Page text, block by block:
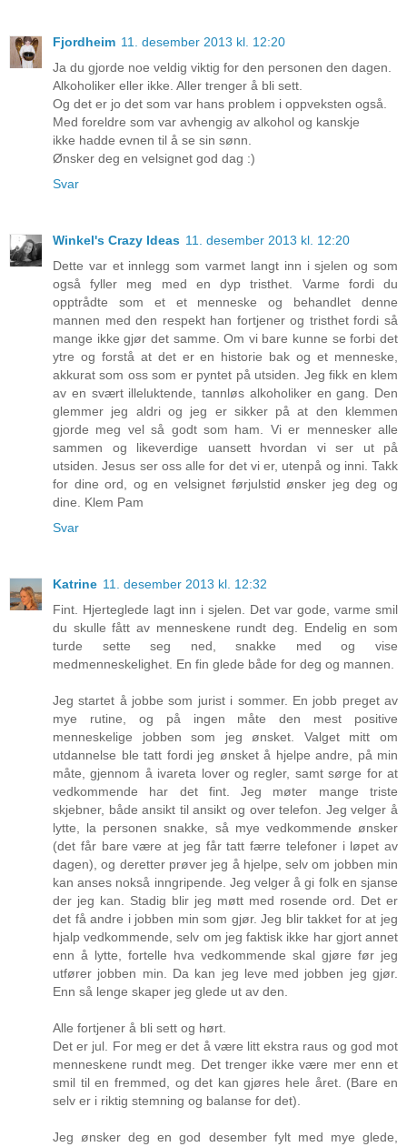
Fjordheim 11. desember 2013 kl. 12:20
Ja du gjorde noe veldig viktig for den personen den dagen.
Alkoholiker eller ikke. Aller trenger å bli sett.
Og det er jo det som var hans problem i oppveksten også.
Med foreldre som var avhengig av alkohol og kanskje
ikke hadde evnen til å se sin sønn.
Ønsker deg en velsignet god dag :)
Svar
Winkel's Crazy Ideas 11. desember 2013 kl. 12:20
Dette var et innlegg som varmet langt inn i sjelen og som
også fyller meg med en dyp tristhet. Varme fordi du
opptrådte som et et menneske og behandlet denne
mannen med den respekt han fortjener og tristhet fordi så
mange ikke gjør det samme. Om vi bare kunne se forbi det
ytre og forstå at det er en historie bak og et menneske,
akkurat som oss som er pyntet på utsiden. Jeg fikk en klem
av en svært illeluktende, tannløs alkoholiker en gang. Den
glemmer jeg aldri og jeg er sikker på at den klemmen
gjorde meg vel så godt som ham. Vi er mennesker alle
sammen og likeverdige uansett hvordan vi ser ut på
utsiden. Jesus ser oss alle for det vi er, utenpå og inni. Takk
for dine ord, og en velsignet førjulstid ønsker jeg deg og
dine. Klem Pam
Svar
Katrine 11. desember 2013 kl. 12:32
Fint. Hjerteglede lagt inn i sjelen. Det var gode, varme smil
du skulle fått av menneskene rundt deg. Endelig en som
turde sette seg ned, snakke med og vise
medmenneskelighet. En fin glede både for deg og mannen.
Jeg startet å jobbe som jurist i sommer. En jobb preget av
mye rutine, og på ingen måte den mest positive
menneskelige jobben som jeg ønsket. Valget mitt om
utdannelse ble tatt fordi jeg ønsket å hjelpe andre, på min
måte, gjennom å ivareta lover og regler, samt sørge for at
vedkommende har det fint. Jeg møter mange triste
skjebner, både ansikt til ansikt og over telefon. Jeg velger å
lytte, la personen snakke, så mye vedkommende ønsker
(det får bare være at jeg får tatt færre telefoner i løpet av
dagen), og deretter prøver jeg å hjelpe, selv om jobben min
kan anses nokså inngripende. Jeg velger å gi folk en sjanse
der jeg kan. Stadig blir jeg møtt med rosende ord. Det er
det få andre i jobben min som gjør. Jeg blir takket for at jeg
hjalp vedkommende, selv om jeg faktisk ikke har gjort annet
enn å lytte, fortelle hva vedkommende skal gjøre før jeg
utfører jobben min. Da kan jeg leve med jobben jeg gjør.
Enn så lenge skaper jeg glede ut av den.
Alle fortjener å bli sett og hørt.
Det er jul. For meg er det å være litt ekstra raus og god mot
menneskene rundt meg. Det trenger ikke være mer enn et
smil til en fremmed, og det kan gjøres hele året. (Bare en
selv er i riktig stemning og balanse for det).
Jeg ønsker deg en god desember fylt med mye glede,